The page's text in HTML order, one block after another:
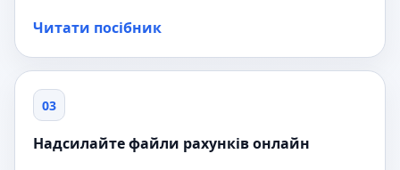
Читати посібник
03
Надсилайте файли рахунків онлайн